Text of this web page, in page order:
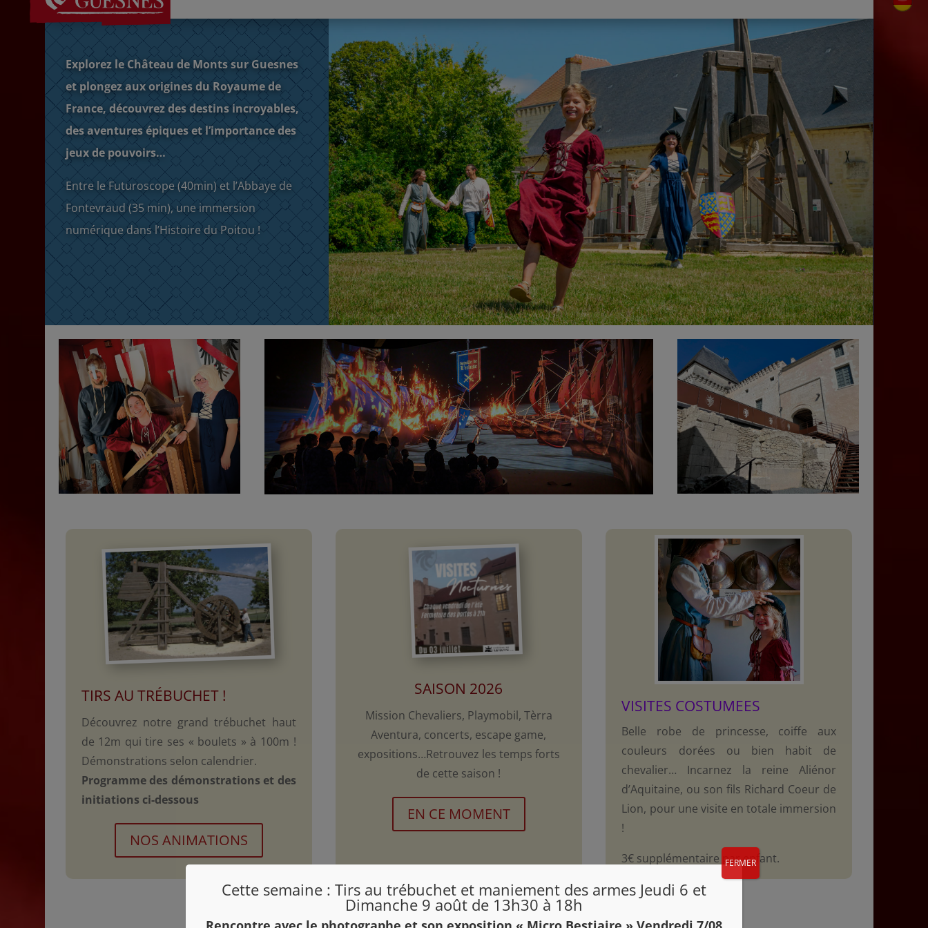
Explorez le Château de Monts sur Guesnes
et plongez aux origines du Royaume de
France, découvrez des destins incroyables,
des aventures épiques et l’importance des
jeux de pouvoirs…
Entre le Futuroscope (40min) et l’Abbaye de
Fontevraud (35 min), une immersion
numérique dans l’Histoire du Poitou !
TIRS AU TRÉBUCHET !
Découvrez notre grand trébuchet haut
de 12m qui tire ses « boulets » à 100m !
Démonstrations selon calendrier.
Programme des démonstrations et des
initiations ci-dessous
NOS ANIMATIONS
SAISON 2026
Mission Chevaliers, Playmobil, Tèrra
Aventura, concerts, escape game,
expositions…Retrouvez les temps forts
de cette saison !
EN CE MOMENT
VISITES COSTUMEES
Belle robe de princesse, coiffe aux
couleurs dorées ou bien habit de
chevalier… Incarnez la reine Aliénor
d’Aquitaine, ou son fils Richard Coeur de
Lion, pour une visite en totale immersion
!
3€ supplémentaire par enfant.
Cette semaine : Tirs au trébuchet et maniement des armes Jeudi 6 et
Dimanche 9 août de 13h30 à 18h
FERMER